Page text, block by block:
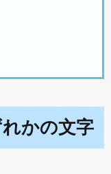
かの文字